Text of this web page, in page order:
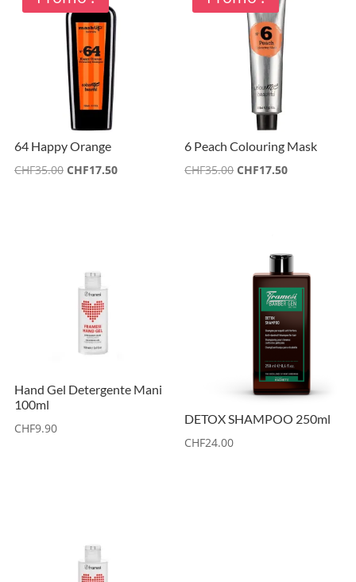
64 Happy Orange
CHF35.00 Le
CHF17.50Le
6 Peach Colouring Mask
CHF35.00Le
CHF35.00.
CHF17.50Le
CHF17.50.
Hand Gel Detergente Mani
100ml
CHF9.90
DETOX SHAMPOO 250ml
CHF24.00